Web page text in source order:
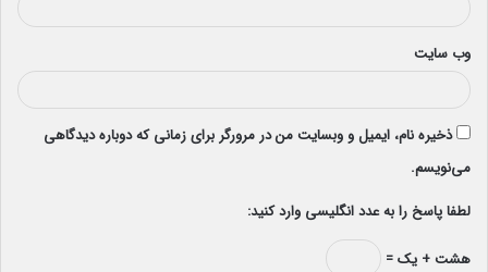
وب‌ سایت
ذخیره نام، ایمیل و وبسایت من در مرورگر برای زمانی که دوباره دیدگاهی
می‌نویسم.
لطفا پاسخ را به عدد انگلیسی وارد کنید:
هشت + یک =